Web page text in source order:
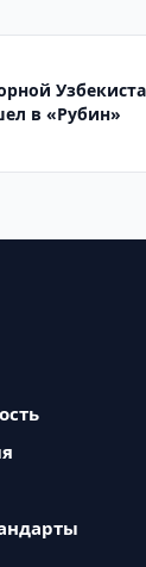
в «Рубин»